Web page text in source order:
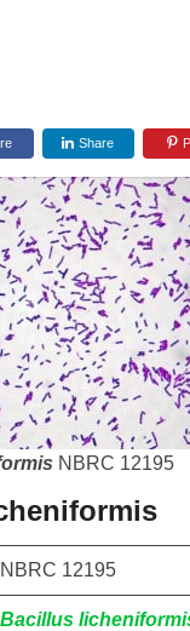
Share
NBRC 12195
NBRC 12195
Bacillus